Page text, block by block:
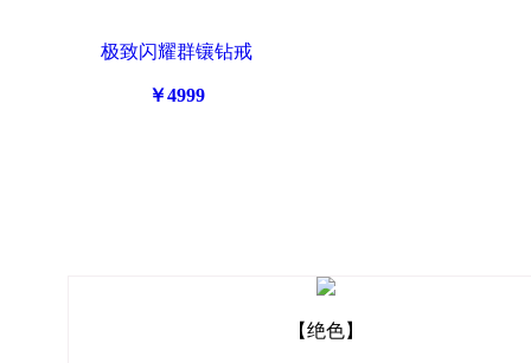
极致闪耀群镶钻戒
￥4999
【绝色】